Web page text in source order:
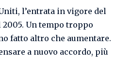
l’entrata in vigore del
Un tempo troppo
fatto altro che aumentare.
a nuovo accordo, più